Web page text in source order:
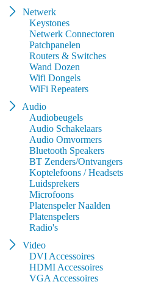
Netwerk
Keystones
Netwerk Connectoren
Patchpanelen
Routers & Switches
Wand Dozen
Wifi Dongels
WiFi Repeaters
Audio
Audiobeugels
Audio Schakelaars
Audio Omvormers
Bluetooth Speakers
BT Zenders/Ontvangers
Koptelefoons / Headsets
Luidsprekers
Microfoons
Platenspeler Naalden
Platenspelers
Radio's
Video
DVI Accessoires
HDMI Accessoires
VGA Accessoires